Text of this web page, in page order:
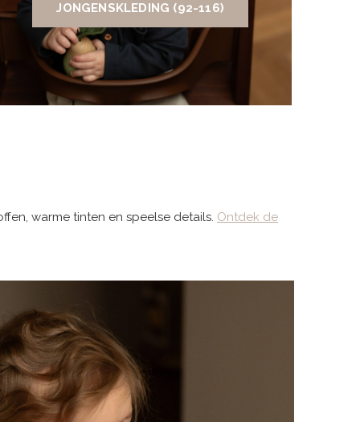
JONGENSKLEDING (92-116)
warme tinten en speelse details. Ontdek de